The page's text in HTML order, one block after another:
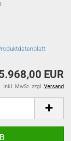
EUR
inkl. MwSt. zzgl. Versand